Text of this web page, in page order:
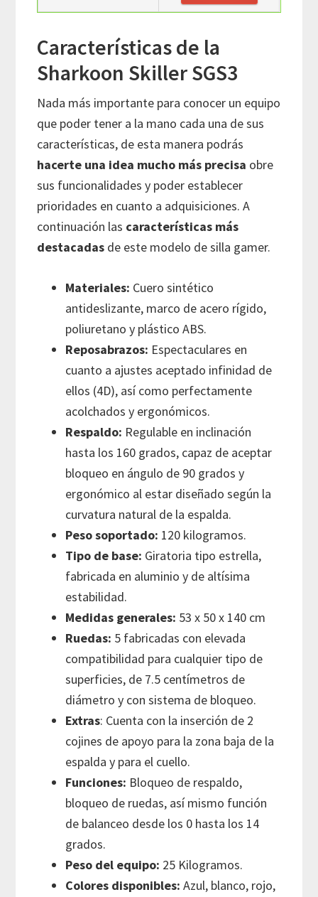
Características de la
Sharkoon Skiller SGS3
Nada más importante para conocer un equipo
que poder tener a la mano cada una de sus
características, de esta manera podrás
hacerte una idea mucho más precisa obre
sus funcionalidades y poder establecer
prioridades en cuanto a adquisiciones. A
continuación las características más
destacadas de este modelo de silla gamer.
Materiales: Cuero sintético
antideslizante, marco de acero rígido,
poliuretano y plástico ABS.
Reposabrazos: Espectaculares en
cuanto a ajustes aceptado infinidad de
ellos (4D), así como perfectamente
acolchados y ergonómicos.
Respaldo: Regulable en inclinación
hasta los 160 grados, capaz de aceptar
bloqueo en ángulo de 90 grados y
ergonómico al estar diseñado según la
curvatura natural de la espalda.
Peso soportado: 120 kilogramos.
Tipo de base: Giratoria tipo estrella,
fabricada en aluminio y de altísima
estabilidad.
Medidas generales: 53 x 50 x 140 cm
Ruedas: 5 fabricadas con elevada
compatibilidad para cualquier tipo de
superficies, de 7.5 centímetros de
diámetro y con sistema de bloqueo.
Extras: Cuenta con la inserción de 2
cojines de apoyo para la zona baja de la
espalda y para el cuello.
Funciones: Bloqueo de respaldo,
bloqueo de ruedas, así mismo función
de balanceo desde los 0 hasta los 14
grados.
Peso del equipo: 25 Kilogramos.
Colores disponibles: Azul, blanco, rojo,